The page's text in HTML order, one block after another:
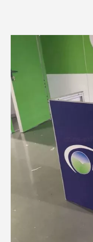
Hubungi kami